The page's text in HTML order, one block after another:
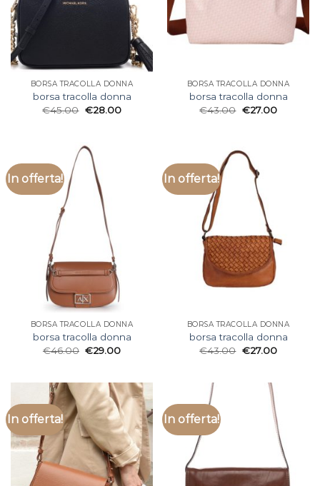
BORSA TRACOLLA DONNA
borsa tracolla donna
€45.00 €28.00
BORSA TRACOLLA DONNA
borsa tracolla donna
€43.00 €27.00
In offerta!
BORSA TRACOLLA DONNA
borsa tracolla donna
€46.00 €29.00
In offerta!
BORSA TRACOLLA DONNA
borsa tracolla donna
€43.00 €27.00
In offerta! In offerta!